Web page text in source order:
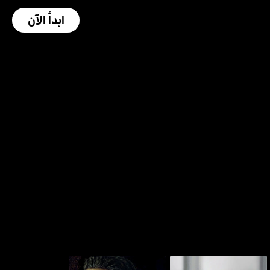
ابدأ الآن